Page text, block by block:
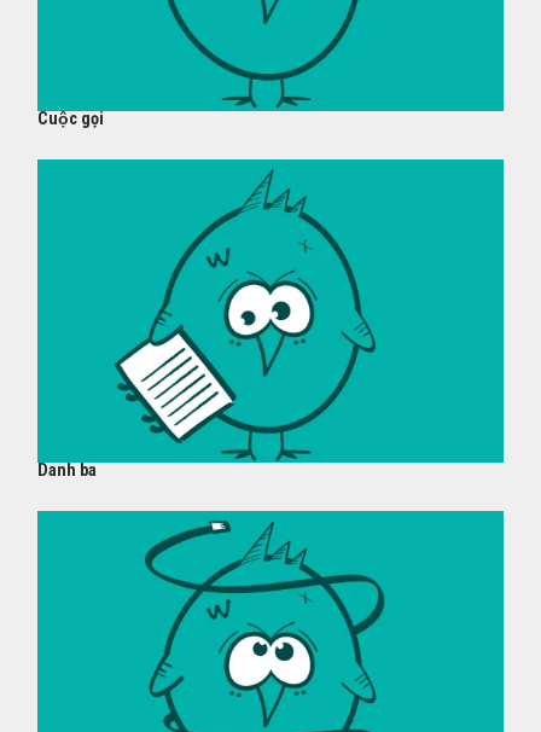
Cuộc gọi
Danh ba